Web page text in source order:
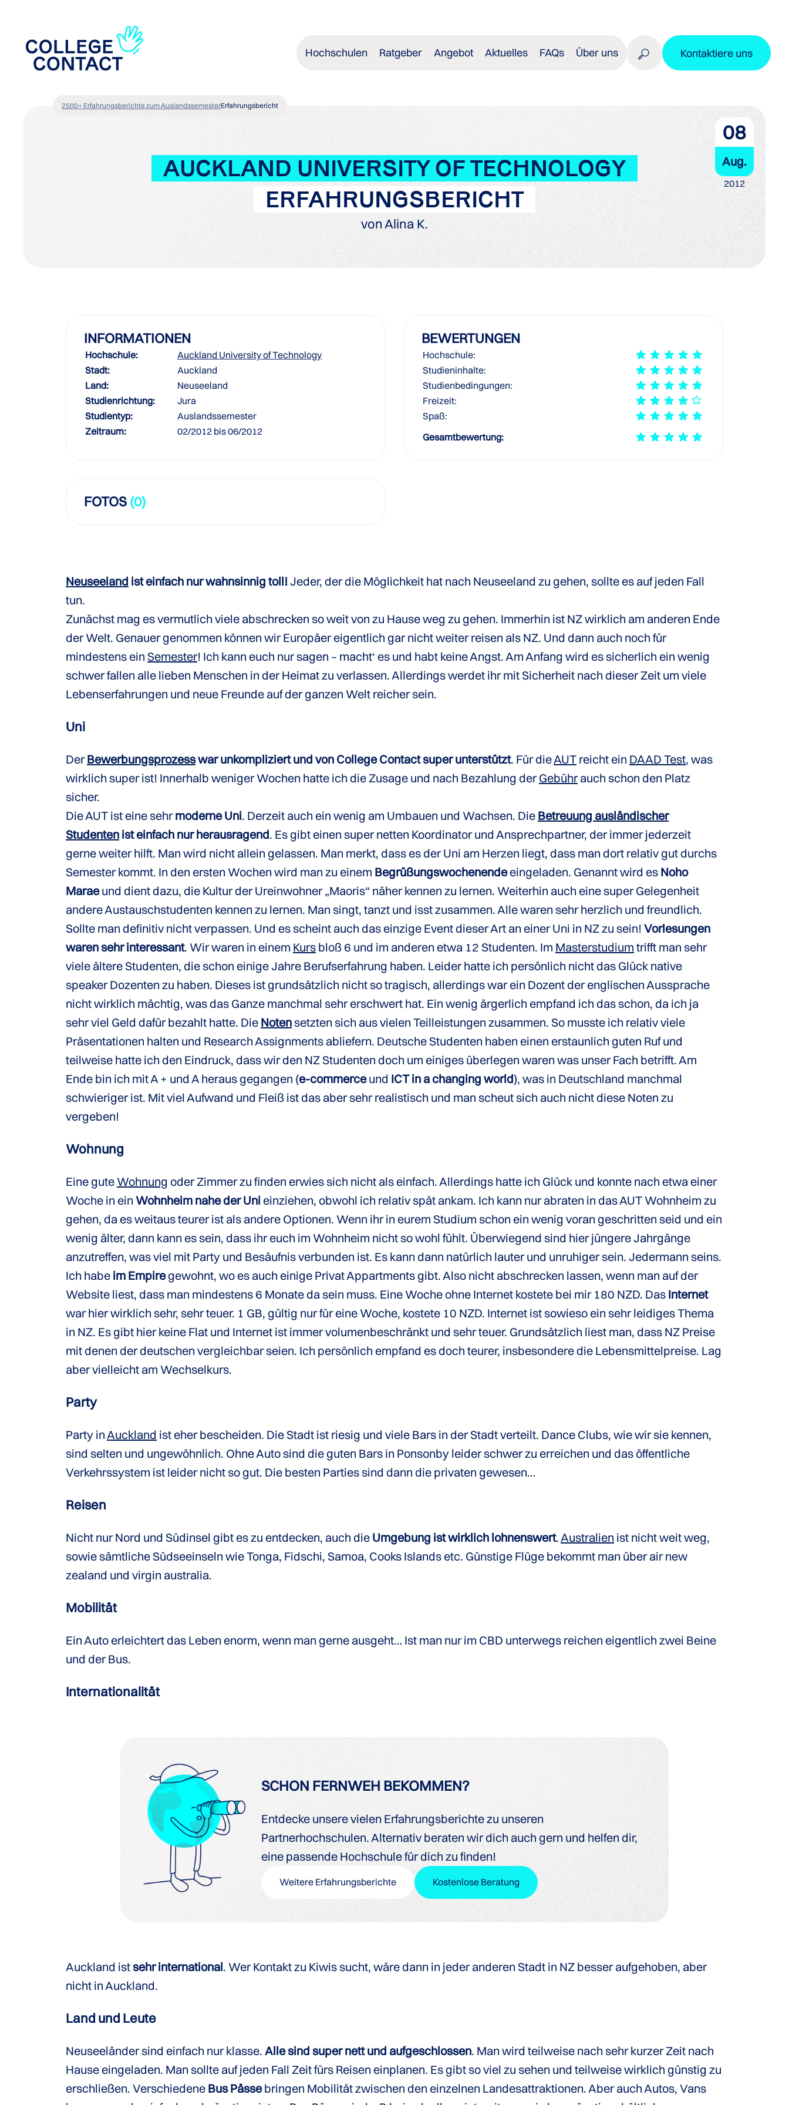
Hochschulen Ratgeber Angebot Aktuelles FAQs Über uns Kontaktiere uns
2500+ Erfahrungsberichte zum AuslandssemesterErfahrungsbericht
AUCKLAND UNIVERSITY OF TECHNOLOGY
ERFAHRUNGSBERICHT
von Alina K.
08
Aug.
2012
INFORMATIONEN
Hochschule:
Auckland University of Technology
Stadt:
Auckland
Land:
Neuseeland
Studienrichtung:
Jura
Studientyp:
Auslandssemester
Zeitraum:
02/2012 bis 06/2012
BEWERTUNGEN
Hochschule:
Studieninhalte:
Studienbedingungen:
Freizeit:
Spaß:
Gesamtbewertung:
FOTOS (0)
Neuseeland ist einfach nur wahnsinnig toll! Jeder, der die Möglichkeit hat nach Neuseeland zu gehen, sollte es auf jeden Fall
tun.
Zunächst mag es vermutlich viele abschrecken so weit von zu Hause weg zu gehen. Immerhin ist NZ wirklich am anderen Ende
der Welt. Genauer genommen können wir Europäer eigentlich gar nicht weiter reisen als NZ. Und dann auch noch für
mindestens ein Semester! Ich kann euch nur sagen – macht‘ es und habt keine Angst. Am Anfang wird es sicherlich ein wenig
schwer fallen alle lieben Menschen in der Heimat zu verlassen. Allerdings werdet ihr mit Sicherheit nach dieser Zeit um viele
Lebenserfahrungen und neue Freunde auf der ganzen Welt reicher sein.
Uni
DerBewerbungsprozesswar unkompliziert und von College Contact super unterstützt. Für dieAUT reicht ein DAAD Test, was
wirklich super ist! Innerhalb weniger Wochen hatte ich die Zusage und nach Bezahlung derGebührauch schon den Platz
sicher.
Die AUT ist eine sehrmoderne Uni. Derzeit auch ein wenig am Umbauen und Wachsen. Die Betreuung ausländischer
Studenten ist einfach nur herausragend. Es gibt einen super netten Koordinator und Ansprechpartner, der immer jederzeit
gerne weiter hilft. Man wird nicht allein gelassen. Man merkt, dass es der Uni am Herzen liegt, dass man dort relativ gut durchs
Semester kommt. In den ersten Wochen wird man zu einem Begrüßungswochenendeeingeladen. Genannt wird es Noho
Maraeund dient dazu, die Kultur der Ureinwohner „Maoris“ näher kennen zu lernen. Weiterhin auch eine super Gelegenheit
andere Austauschstudenten kennen zu lernen. Man singt, tanzt und isst zusammen. Alle waren sehr herzlich und freundlich.
Sollte man definitiv nicht verpassen. Und es scheint auch das einzige Event dieser Art an einer Uni in NZ zu sein! Vorlesungen
waren sehr interessant. Wir waren in einem Kurs bloß 6 und im anderen etwa 12 Studenten. Im Masterstudium trifft man sehr
viele ältere Studenten, die schon einige Jahre Berufserfahrung haben. Leider hatte ich persönlich nicht das Glück native
speaker Dozenten zu haben. Dieses ist grundsätzlich nicht so tragisch, allerdings war ein Dozent der englischen Aussprache
nicht wirklich mächtig, was das Ganze manchmal sehr erschwert hat. Ein wenig ärgerlich empfand ich das schon, da ich ja
sehr viel Geld dafür bezahlt hatte. Die Notensetzten sich aus vielen Teilleistungen zusammen. So musste ich relativ viele
Präsentationen halten und Research Assignments abliefern. Deutsche Studenten haben einen erstaunlich guten Ruf und
teilweise hatte ich den Eindruck, dass wir den NZ Studenten doch um einiges überlegen waren was unser Fach betrifft. Am
Ende bin ich mit A + und A heraus gegangen (e-commerceund ICT in a changing world), was in Deutschland manchmal
schwieriger ist. Mit viel Aufwand und Fleiß ist das aber sehr realistisch und man scheut sich auch nicht diese Noten zu
vergeben!
Wohnung
Eine gute Wohnung oder Zimmer zu finden erwies sich nicht als einfach. Allerdings hatte ich Glück und konnte nach etwa einer
Woche in ein Wohnheim nahe der Uni einziehen, obwohl ich relativ spät ankam. Ich kann nur abraten in das AUT Wohnheim zu
gehen, da es weitaus teurer ist als andere Optionen. Wenn ihr in eurem Studium schon ein wenig voran geschritten seid und ein
wenig älter, dann kann es sein, dass ihr euch im Wohnheim nicht so wohl fühlt. Überwiegend sind hier jüngere Jahrgänge
anzutreffen, was viel mit Party und Besäufnis verbunden ist. Es kann dann natürlich lauter und unruhiger sein. Jedermann seins.
Ich habe im Empiregewohnt, wo es auch einige Privat Appartments gibt. Also nicht abschrecken lassen, wenn man auf der
Website liest, dass man mindestens 6 Monate da sein muss. Eine Woche ohne Internet kostete bei mir 180 NZD. Das Internet
war hier wirklich sehr, sehr teuer. 1 GB, gültig nur für eine Woche, kostete 10 NZD. Internet ist sowieso ein sehr leidiges Thema
in NZ. Es gibt hier keine Flat und Internet ist immer volumenbeschränkt und sehr teuer. Grundsätzlich liest man, dass NZ Preise
mit denen der deutschen vergleichbar seien. Ich persönlich empfand es doch teurer, insbesondere die Lebensmittelpreise. Lag
aber vielleicht am Wechselkurs.
Party
Party inAuckland ist eher bescheiden. Die Stadt ist riesig und viele Bars in der Stadt verteilt. Dance Clubs, wie wir sie kennen,
sind selten und ungewöhnlich. Ohne Auto sind die guten Bars in Ponsonby leider schwer zu erreichen und das öffentliche
Verkehrssystem ist leider nicht so gut. Die besten Parties sind dann die privaten gewesen…
Reisen
Nicht nur Nord und Südinsel gibt es zu entdecken, auch die Umgebung ist wirklich lohnenswert.Australien ist nicht weit weg,
sowie sämtliche Südseeinseln wie Tonga, Fidschi, Samoa, Cooks Islands etc. Günstige Flüge bekommt man über air new
zealand und virgin australia.
Mobilität
Ein Auto erleichtert das Leben enorm, wenn man gerne ausgeht… Ist man nur im CBD unterwegs reichen eigentlich zwei Beine
und der Bus.
Internationalität
SCHON FERNWEH BEKOMMEN?
Entdecke unsere vielen Erfahrungsberichte zu unseren
Partnerhochschulen. Alternativ beraten wir dich auch gern und helfen dir,
eine passende Hochschule für dich zu finden!
Weitere Erfahrungsberichte Kostenlose Beratung
Auckland istsehr international. Wer Kontakt zu Kiwis sucht, wäre dann in jeder anderen Stadt in NZ besser aufgehoben, aber
nicht in Auckland.
Land und Leute
Neuseeländer sind einfach nur klasse. Alle sind super nett und aufgeschlossen. Man wird teilweise nach sehr kurzer Zeit nach
Hause eingeladen. Man sollte auf jeden Fall Zeit fürs Reisen einplanen. Es gibt so viel zu sehen und teilweise wirklich günstig zu
erschließen. Verschiedene Bus Pässebringen Mobilität zwischen den einzelnen Landesattraktionen. Aber auch Autos, Vans